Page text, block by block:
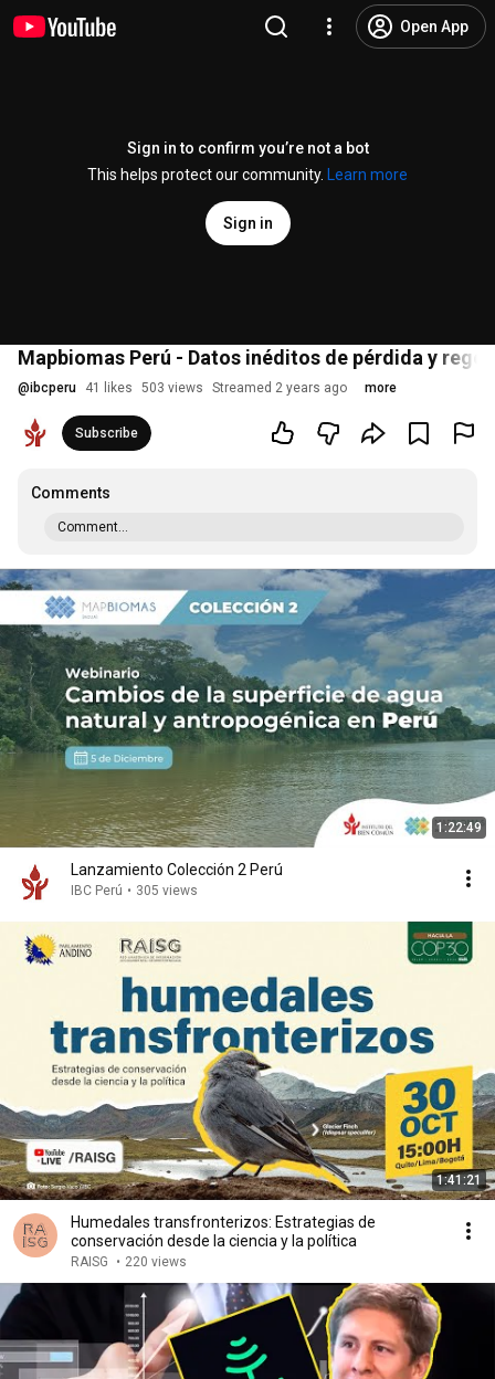
Open App
Sign in to confirm you’re not a bot
This helps protect our community.
Learn more
Sign in
Mapbiomas Perú - Datos inéditos de pérdida y
@ibcperu 41 likes 503 views Streamed 2 years ago more
Subscribe
Comments
Comment...
1:22:49
Lanzamiento Colección 2 Perú
IBC Perú • 305 views
1:41:21
Humedales transfronterizos: Estrategias de
conservación desde la ciencia y la política
RAISG • 220 views